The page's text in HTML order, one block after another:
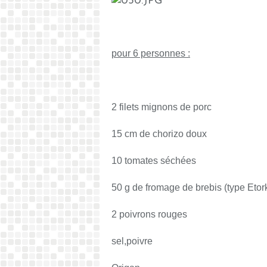
pour 6 personnes :
2 filets mignons de porc
15 cm de chorizo doux
10 tomates séchées
50 g de fromage de brebis (type
2 poivrons rouges
sel,poivre